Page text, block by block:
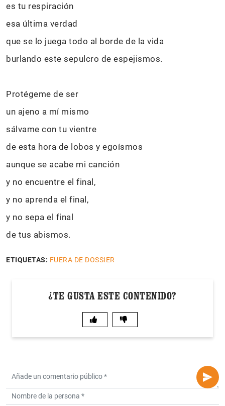
es tu respiración
esa última verdad
que se lo juega todo al borde de la vida
burlando este sepulcro de espejismos.
Protégeme de ser
un ajeno a mí mismo
sálvame con tu vientre
de esta hora de lobos y egoísmos
aunque se acabe mi canción
y no encuentre el final,
y no aprenda el final,
y no sepa el final
de tus abismos.
ETIQUETAS: FUERA DE DOSSIER
¿TE GUSTA ESTE CONTENIDO?